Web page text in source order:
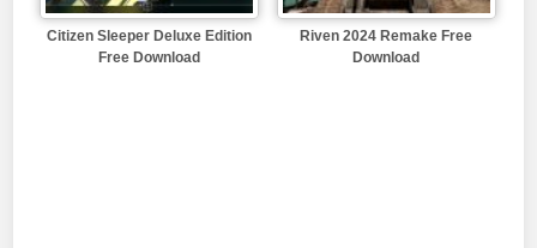
Citizen Sleeper Deluxe Edition
Free Download
Riven 2024 Remake Free
Download